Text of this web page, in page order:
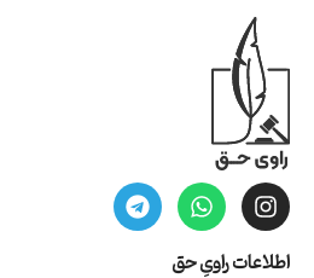
اطلاعات راویِ حق